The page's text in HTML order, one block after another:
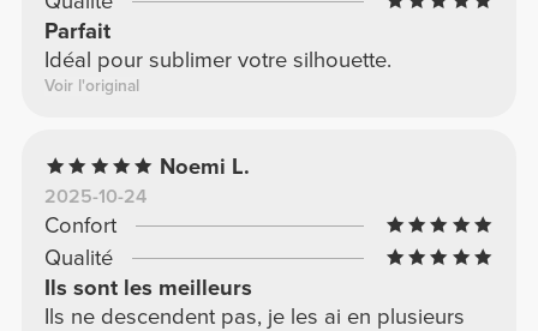
Parfait
Idéal pour sublimer votre silhouette.
Voir l'original
Noemi L.
2025-10-24
Confort
Qualité
Ils sont les meilleurs
Ils ne descendent pas, je les ai en plusieurs